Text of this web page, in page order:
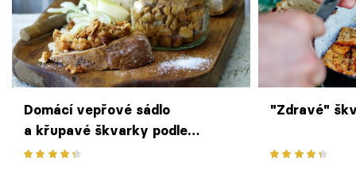
Domácí vepřové sádlo
a křupavé škvarky podle
Florentýny
"Zdravé"